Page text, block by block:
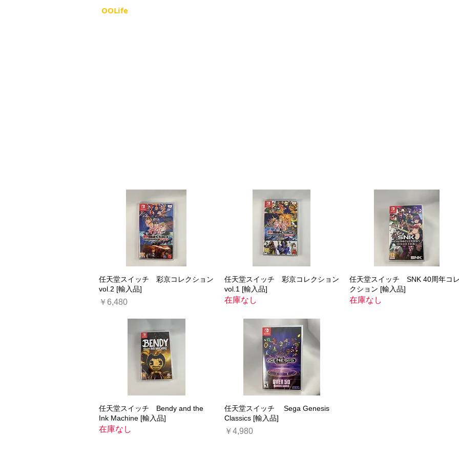
OOLife
クイックビュー
任天堂スイッチ 彩京コレクション
vol.2 [輸入品]
価格
￥6,480
クイックビュー
任天堂スイッチ 彩京コレクション
vol.1 [輸入品]
在庫なし
クイックビュー
任天堂スイッチ SNK 40周年コ
クション [輸入品]
在庫なし
クイックビュー
任天堂スイッチ Bendy and the
Ink Machine [輸入品]
在庫なし
クイックビュー
任天堂スイッチ Sega Genesis
Classics [輸入品]
価格
￥4,980